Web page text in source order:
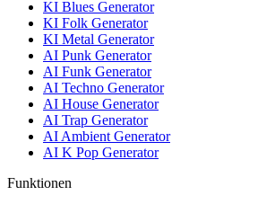
KI Blues Generator
KI Folk Generator
KI Metal Generator
AI Punk Generator
AI Funk Generator
AI Techno Generator
AI House Generator
AI Trap Generator
AI Ambient Generator
AI K Pop Generator
Funktionen